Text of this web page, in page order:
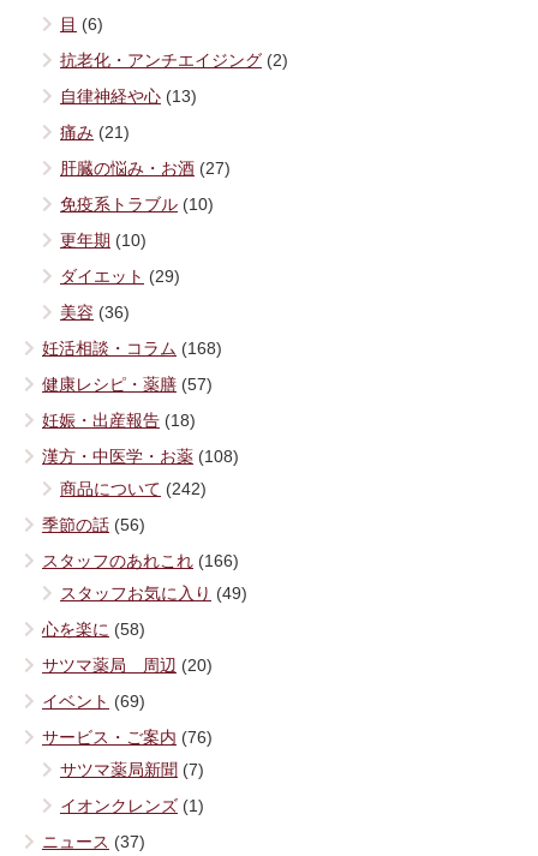
目 (6)
抗老化・アンチエイジング (2)
自律神経や心 (13)
痛み (21)
肝臓の悩み・お酒 (27)
免疫系トラブル (10)
更年期 (10)
ダイエット (29)
美容 (36)
妊活相談・コラム (168)
健康レシピ・薬膳 (57)
妊娠・出産報告 (18)
漢方・中医学・お薬 (108)
商品について (242)
季節の話 (56)
スタッフのあれこれ (166)
スタッフお気に入り (49)
心を楽に (58)
サツマ薬局 周辺 (20)
イベント (69)
サービス・ご案内 (76)
サツマ薬局新聞 (7)
イオンクレンズ (1)
ニュース (37)